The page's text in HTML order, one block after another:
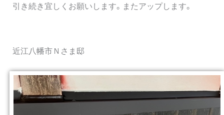
引き続き宜しくお願いします。またアップします。
近江八幡市Ｎさま邸